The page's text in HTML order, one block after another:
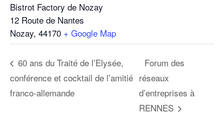
Bistrot Factory de Nozay
12 Route de Nantes
Nozay, 44170 + Google Map
60 ans du Traité de l’Elysée,
conférence et cocktail de l’amitié
franco-allemande
Forum des
réseaux
d’entreprises à
RENNES